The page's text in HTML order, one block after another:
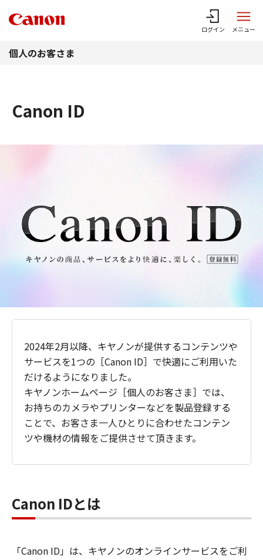
ログイン メニュー
個人のお客さま
Canon ID
2024年2月以降、キヤノンが提供するコンテンツや
サービスを1つの［Canon ID］で快適にご利用いた
だけるようになりました。
キヤノンホームページ［個人のお客さま］では、
お持ちのカメラやプリンターなどを製品登録する
ことで、お客さま一人ひとりに合わせたコンテン
ツや機材の情報をご提供させて頂きます。
Canon IDとは
「Canon ID」は、キヤノンのオンラインサービスをご利